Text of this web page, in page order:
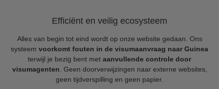
Efficiënt en veilig ecosysteem
Alles van begin tot eind wordt op onze website gedaan. Ons
systeem voorkomt fouten in de visumaanvraag naar Guinea
terwijl je bezig bent met aanvullende controle door
visumagenten . Geen doorverwijzingen naar externe websites,
geen tijdverspilling en geen papier.